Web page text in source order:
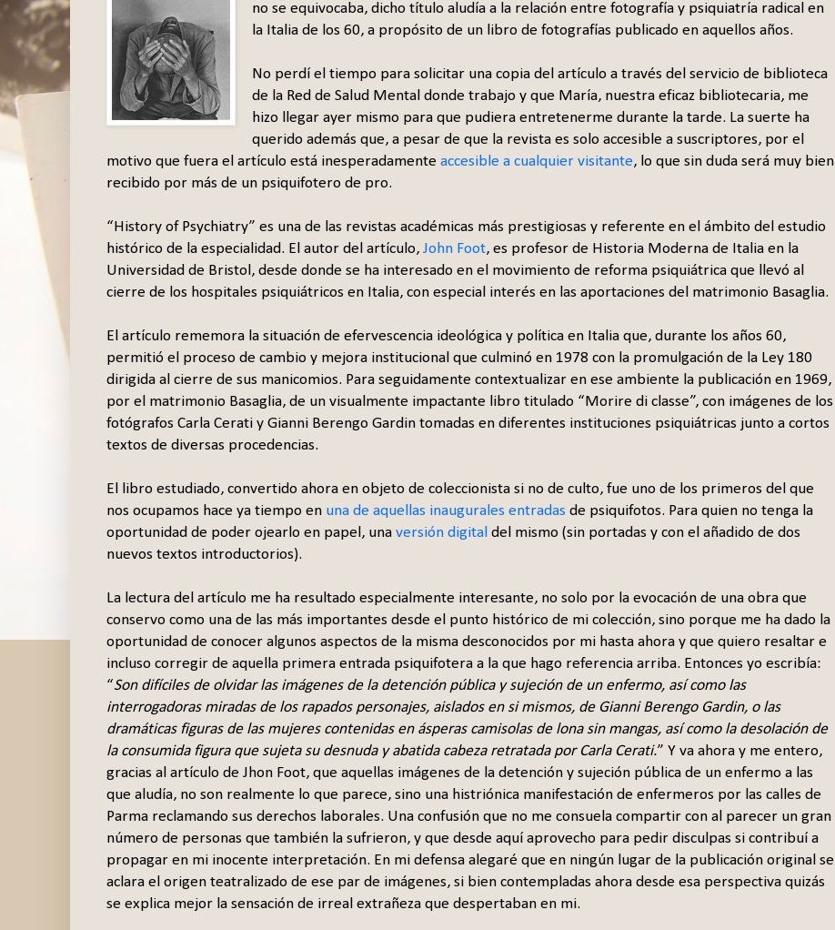
no se equivocaba, dicho título aludía a la relación entre fotografía y psiquiatría radical en
la Italia de los 60, a propósito de un libro de fotografías publicado en aquellos años.
No perdí el tiempo para solicitar una copia del artículo a través del servicio de biblioteca
de la Red de Salud Mental donde trabajo y que María, nuestra eficaz bibliotecaria, me
hizo llegar ayer mismo para que pudiera entretenerme durante la tarde. La suerte ha
querido además que, a pesar de que la revista es solo accesible a suscriptores, por el
motivo que fuera el artículo está inesperadamente accesible a cualquier visitante, lo que sin duda será muy bien
recibido por más de un psiquifotero de pro.
“History of Psychiatry” es una de las revistas académicas más prestigiosas y referente en el ámbito del estudio
histórico de la especialidad. El autor del artículo, John Foot, es profesor de Historia Moderna de Italia en la
Universidad de Bristol, desde donde se ha interesado en el movimiento de reforma psiquiátrica que llevó al
cierre de los hospitales psiquiátricos en Italia, con especial interés en las aportaciones del matrimonio Basaglia.
El artículo rememora la situación de efervescencia ideológica y política en Italia que, durante los años 60,
permitió el proceso de cambio y mejora institucional que culminó en 1978 con la promulgación de la Ley 180
dirigida al cierre de sus manicomios. Para seguidamente contextualizar en ese ambiente la publicación en 1969,
por el matrimonio Basaglia, de un visualmente impactante libro titulado “Morire di classe”, con imágenes de los
fotógrafos Carla Cerati y Gianni Berengo Gardin tomadas en diferentes instituciones psiquiátricas junto a cortos
textos de diversas procedencias.
El libro estudiado, convertido ahora en objeto de coleccionista si no de culto, fue uno de los primeros del que
nos ocupamos hace ya tiempo en una de aquellas inaugurales entradas de psiquifotos. Para quien no tenga la
oportunidad de poder ojearlo en papel, una versión digital del mismo (sin portadas y con el añadido de dos
nuevos textos introductorios).
La lectura del artículo me ha resultado especialmente interesante, no solo por la evocación de una obra que
conservo como una de las más importantes desde el punto histórico de mi colección, sino porque me ha dado la
oportunidad de conocer algunos aspectos de la misma desconocidos por mi hasta ahora y que quiero resaltar e
incluso corregir de aquella primera entrada psiquifotera a la que hago referencia arriba. Entonces yo escribía:
“Son difíciles de olvidar las imágenes de la detención pública y sujeción de un enfermo, así como las
interrogadoras miradas de los rapados personajes, aislados en si mismos, de Gianni Berengo Gardin, o las
dramáticas figuras de las mujeres contenidas en ásperas camisolas de lona sin mangas, así como la desolación de
la consumida figura que sujeta su desnuda y abatida cabeza retratada por Carla Cerati.” Y va ahora y me entero,
gracias al artículo de Jhon Foot, que aquellas imágenes de la detención y sujeción pública de un enfermo a las
que aludía, no son realmente lo que parece, sino una histriónica manifestación de enfermeros por las calles de
Parma reclamando sus derechos laborales. Una confusión que no me consuela compartir con al parecer un gran
número de personas que también la sufrieron, y que desde aquí aprovecho para pedir disculpas si contribuí a
propagar en mi inocente interpretación. En mi defensa alegaré que en ningún lugar de la publicación original se
aclara el origen teatralizado de ese par de imágenes, si bien contempladas ahora desde esa perspectiva quizás
se explica mejor la sensación de irreal extrañeza que despertaban en mi.